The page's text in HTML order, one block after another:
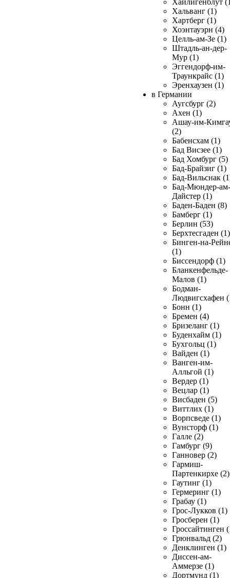
Хайлигенблут
Хальванг (1)
Хартберг (1)
Хоэнтауэрн (4)
Целль-ам-Зе (1)
Штадль-ан-дер-
Мур (1)
Эггендорф-им-
Траункрайс (1)
Эренхаузен (1)
в Германии
Аугсбург (2)
Ахен (1)
Ашау-им-
(2)
Бабенсхам (1)
Бад Висзее (1)
Бад Хомбург (5)
Бад-Брайзиг (1)
Бад-Вильснак
Бад-Мюндер-ам-
Дайстер (1)
Баден-Баден (8)
Бамберг (1)
Берлин (53)
Берхтесгаден (1)
Бинген-на-
(1)
Биссендорф (1)
Бланкенфельде-
Малов (1)
Бодман-
Людвигсхафен
Бонн (1)
Бремен (4)
Бризеланг (1)
Буденхайм (1)
Бухгольц (1)
Вайден (1)
Ванген-им-
Алльгой (1)
Вердер (1)
Вецлар (1)
Висбаден (5)
Виттлих (1)
Ворпсведе (1)
Вунсторф (1)
Галле (2)
Гамбург (9)
Ганновер (2)
Гармиш-
Партенкирхе (2)
Гаутинг (1)
Гермеринг (1)
Грабау (1)
Грос-Лукков (1)
Гросберен (1)
Гроссайтинген
Грюнвальд (2)
Денклинген (1)
Диссен-ам-
Аммерзе (1)
Дортмунд (1)